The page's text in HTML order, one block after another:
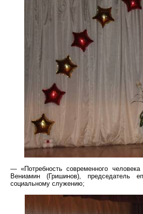
— «Потребность современного
Вениамин (Гришинов), председатель
социальному служению;